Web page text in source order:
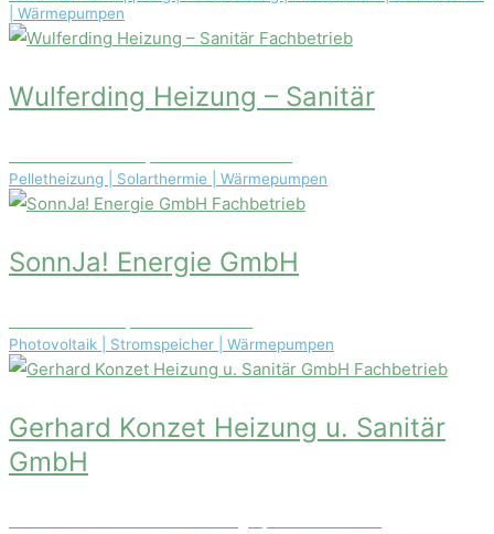
| Wärmepumpen
Fachbetrieb
Wulferding Heizung – Sanitär
Pelletheizung | Solarthermie | Wärmepumpen
Fachbetrieb
SonnJa! Energie GmbH
Photovoltaik | Stromspeicher | Wärmepumpen
Fachbetrieb
Gerhard Konzet Heizung u. Sanitär
GmbH